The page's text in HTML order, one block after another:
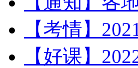
【考情】
【好课】